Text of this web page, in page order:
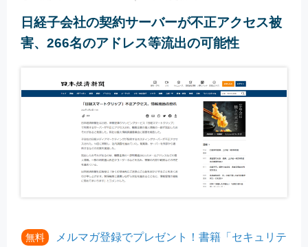
日経子会社の契約サーバーが不正アクセス被
害、266名のアドレス等流出の可能性
無料
メルマガ登録でプレゼント！書籍「セキュリテ